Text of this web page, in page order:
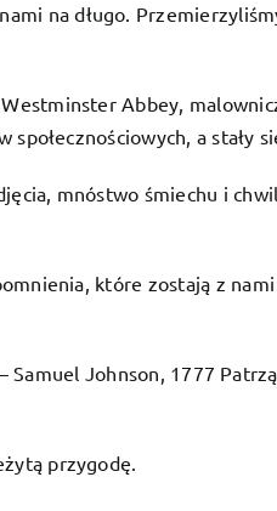
na długo.
Abbey,
a stały
mnóstwo śmiechu i
które zostają z
Johnson, 1777
przygodę.